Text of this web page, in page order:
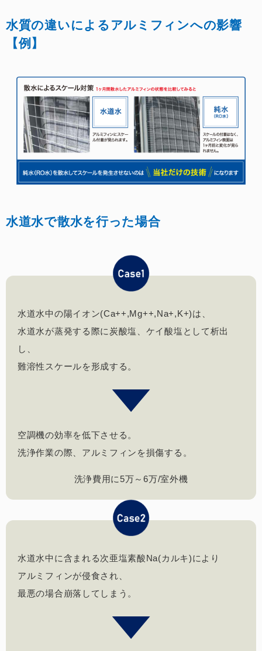
水質の違いによるアルミフィンへの影響
【例】
水道水で散水を行った場合
水道水中の陽イオン(Ca++,Mg++,Na+,K+)は、
水道水が蒸発する際に炭酸塩、ケイ酸塩として析出
し、
難溶性スケールを形成する。
空調機の効率を低下させる。
洗浄作業の際、アルミフィンを損傷する。
洗浄費用に5万～6万/室外機
水道水中に含まれる次亜塩素酸Na(カルキ)により
アルミフィンが侵食され、
最悪の場合崩落してしまう。